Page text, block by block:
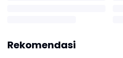
Rekomendasi